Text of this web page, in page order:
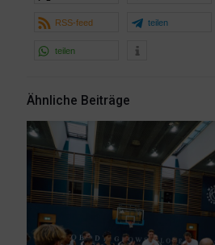
RSS-feed teilen
teilen
Ähnliche Beiträge